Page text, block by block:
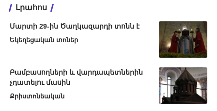
Լրահոս
Մարտի 29-ին Ծաղկազարդի տոնն է
Եկեղեցական տոներ
Բամբասողների և վարդապետներին
չդատելու մասին
Քրիստոնեական